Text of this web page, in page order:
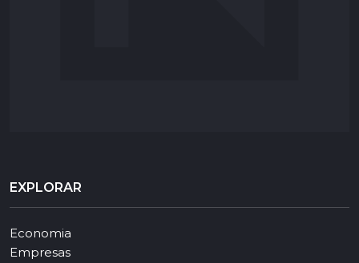
EXPLORAR
Economia
Empresas